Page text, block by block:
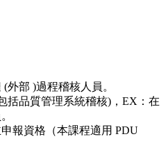
外部 )過程稽核人員。
括品質管理系統稽核)，EX：在
報資格（本課程適用 PDU